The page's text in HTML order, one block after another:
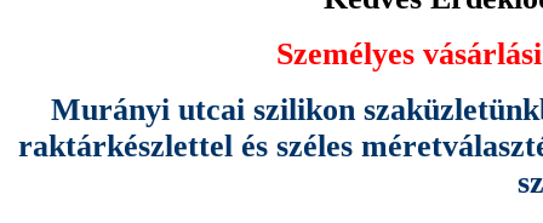
Személyes
Murányi utcai szilikon
raktárkészlettel és széles